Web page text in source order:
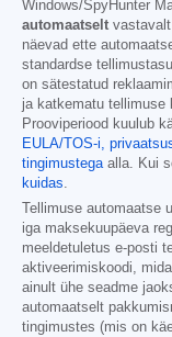
Windows/SpyHunter
automaatselt
näevad ette
standardse
on sätestatud
ja katkematu tellimuse
Prooviperiood kuulub
EULA/TOS-i,
tingimustegaalla. Kui
kuidas.
Tellimuse
iga maksekuupäeva
meeldetuletus e-posti
aktiveerimiskoodi,
ainult ühe seadme
automaatselt
tingimustes (mis on